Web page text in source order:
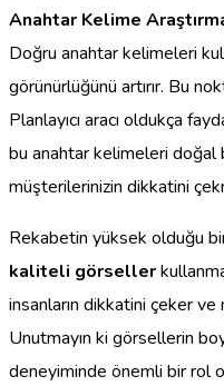
Anahtar Kelime
Doğru anahtar kelimeleri
görünürlüğünü artırır. Bu
Planlayıcı aracı oldukça
bu anahtar kelimeleri
müşterilerinizin dikkatini
Rekabetin yüksek olduğu
kaliteli görseller
insanların dikkatini çeker ve
Unutmayın ki görsellerin
deneyiminde önemli bir rol